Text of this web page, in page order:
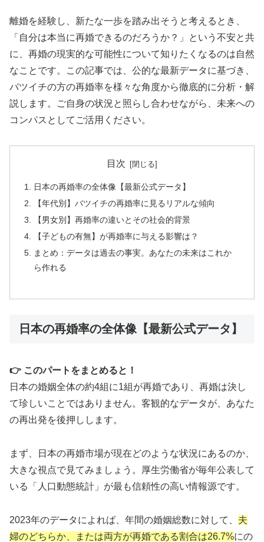
離婚を経験し、新たな一歩を踏み出そうと考えるとき、
「自分は本当に再婚できるのだろうか？」という不安と共
に、再婚の現実的な可能性について知りたくなるのは自然
なことです。この記事では、公的な最新データに基づき、
バツイチの方の再婚率を様々な角度から徹底的に分析・解
説します。ご自身の状況と照らし合わせながら、未来への
コンパスとしてご活用ください。
目次
日本の再婚率の全体像【最新公式データ】
【年代別】バツイチの再婚率に見るリアルな傾向
【男女別】再婚率の違いとその社会的背景
【子どもの有無】が再婚率に与える影響は？
まとめ：データは過去の事実。あなたの未来はこれか
ら作れる
日本の再婚率の全体像【最新公式データ】
👉 このパートをまとめると！
日本の婚姻全体の約4組に1組が再婚であり、再婚は決し
て珍しいことではありません。客観的なデータが、あなた
の再出発を後押しします。
まず、日本の再婚市場が現在どのような状況にあるのか、
大きな視点で見てみましょう。厚生労働省が毎年公表して
いる「人口動態統計」が最も信頼性の高い情報源です。
2023年のデータによれば、年間の婚姻総数に対して、 夫
婦のどちらか、または両方が再婚である割合は26.7%にの